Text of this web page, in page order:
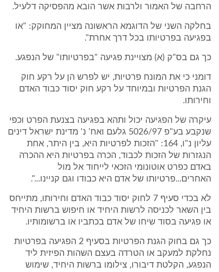
הרחבה של האמור ולרבות אשר הובא מהפסיקה דלעיל.
בחלקה השני של הדוגמא הראשונה מציין המחוקק: "או
בפגיעה בפרטיותו בכל דרך אחרת".
כך גם בס"ק (א) מצויינת פגיעה "בפרטיותו" של הנפגע.
דומני כי את המונח פרטיות, יש לפרש הן על רקע חוק
הגנת הפרטיות ובמיוחד על רקע חוק יסוד כבוד האדם
וחירותו.
עיקרה של הפגיעה יכול ותהא בפגיעה בצנעת הפרט וכפי
שנקבע בע"פ 5026/97 גלעם ואח' נ' מדינת ישראל דינים
עליון נ"ו, 164: "הזכות לפרטיות היא, בין היתר, אחת
הנגזרות של הזכות לכבוד, הכרה בפרטיות היא ההכרה
באדם כפרט אוטונומי הזכאי לייחוד אל מול
האחרים...פרטיותו של אדם היא כבודו וגם קניינו...".
לא בכדי סעיף 7 לחוק יסוד כבוד האדם וחירותו, מתייחס
בין השאר לכניסה לרשות היחיד או חיפוש ברשות היחיד
או פגיעה בסוד שיחו של אדם בכתביו או ברשומותיו.
כך גם בחוק הגנת הפרטיות בסעיף 2 הפגיעה בפרטיות
נחלקת למעקב או הטרדה בעצם השהות הפיזית ליד
הנפגע, הקלטת דיבורו, צילומו ברשות היחיד, שימוש